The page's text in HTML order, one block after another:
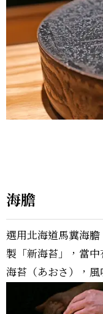
海膽
選用北海道馬糞海
製「新海苔」，當
海苔（あおさ），風